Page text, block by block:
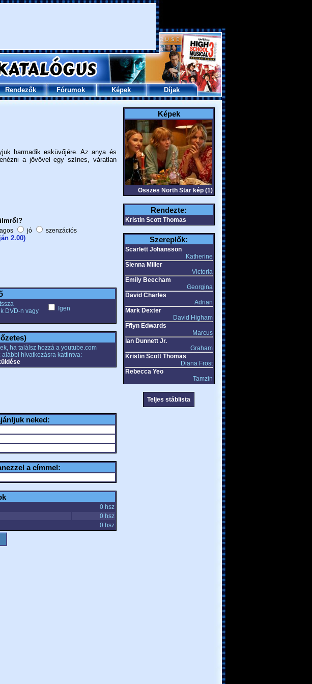
Rendezők Fórumok Képek Díjak
harmadik esküvőjére. Az anya és
a jövővel egy színes, váratlan
jó szenzációs
2.00)
DVD-n vagy
Igen
ha találsz hozzá a youtube.com
hivatkozásra kattintva:
neked:
a címmel:
0 hsz
0 hsz
0 hsz
Képek
Összes North Star kép (1)
Rendezte:
Kristin Scott Thomas
Szereplők:
Scarlett Johansson
Katherine
Sienna Miller
Victoria
Emily Beecham
Georgina
David Charles
Adrian
Mark Dexter
David Higham
Fflyn Edwards
Marcus
Ian Dunnett Jr.
Graham
Kristin Scott Thomas
Diana Frost
Rebecca Yeo
Tamzin
Teljes stáblista